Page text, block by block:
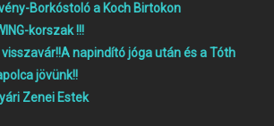
Borkóstoló a Koch Birtokon
korszak !!!
napindító jóga után és a Tóth
jövünk!!
Zenei Estek